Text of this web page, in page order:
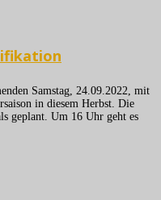
Samstag, 24.09.2022, mit
in diesem Herbst. Die
geplant. Um 16 Uhr geht es